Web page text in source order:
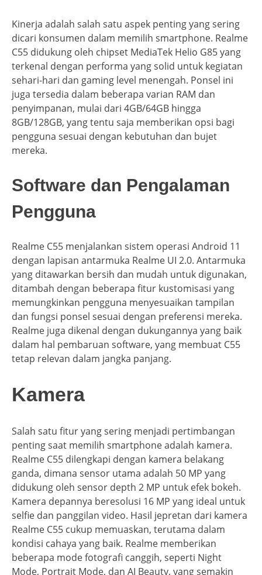
Kinerja adalah salah satu aspek penting yang sering
dicari konsumen dalam memilih smartphone. Realme
C55 didukung oleh chipset MediaTek Helio G85 yang
terkenal dengan performa yang solid untuk kegiatan
sehari-hari dan gaming level menengah. Ponsel ini
juga tersedia dalam beberapa varian RAM dan
penyimpanan, mulai dari 4GB/64GB hingga
8GB/128GB, yang tentu saja memberikan opsi bagi
pengguna sesuai dengan kebutuhan dan bujet
mereka.
Software dan Pengalaman
Pengguna
Realme C55 menjalankan sistem operasi Android 11
dengan lapisan antarmuka Realme UI 2.0. Antarmuka
yang ditawarkan bersih dan mudah untuk digunakan,
ditambah dengan beberapa fitur kustomisasi yang
memungkinkan pengguna menyesuaikan tampilan
dan fungsi ponsel sesuai dengan preferensi mereka.
Realme juga dikenal dengan dukungannya yang baik
dalam hal pembaruan software, yang membuat C55
tetap relevan dalam jangka panjang.
Kamera
Salah satu fitur yang sering menjadi pertimbangan
penting saat memilih smartphone adalah kamera.
Realme C55 dilengkapi dengan kamera belakang
ganda, dimana sensor utama adalah 50 MP yang
didukung oleh sensor depth 2 MP untuk efek bokeh.
Kamera depannya beresolusi 16 MP yang ideal untuk
selfie dan panggilan video. Hasil jepretan dari kamera
Realme C55 cukup memuaskan, terutama dalam
kondisi cahaya yang baik. Realme memberikan
beberapa mode fotografi canggih, seperti Night
Mode, Portrait Mode, dan AI Beauty, yang semakin